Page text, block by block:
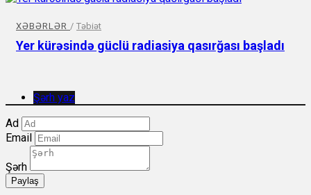
XƏBƏRLƏR / Təbiət
Yer kürəsində güclü radiasiya qasırğası başladı
Şərh yaz
Ad
Email
Şərh
Paylaş